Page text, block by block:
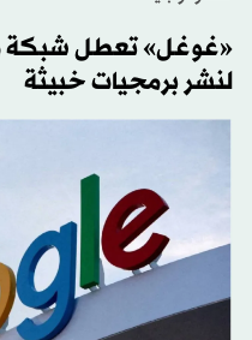
«غوغل» تعطل شبكة
لنشر برمجيات خبيثة